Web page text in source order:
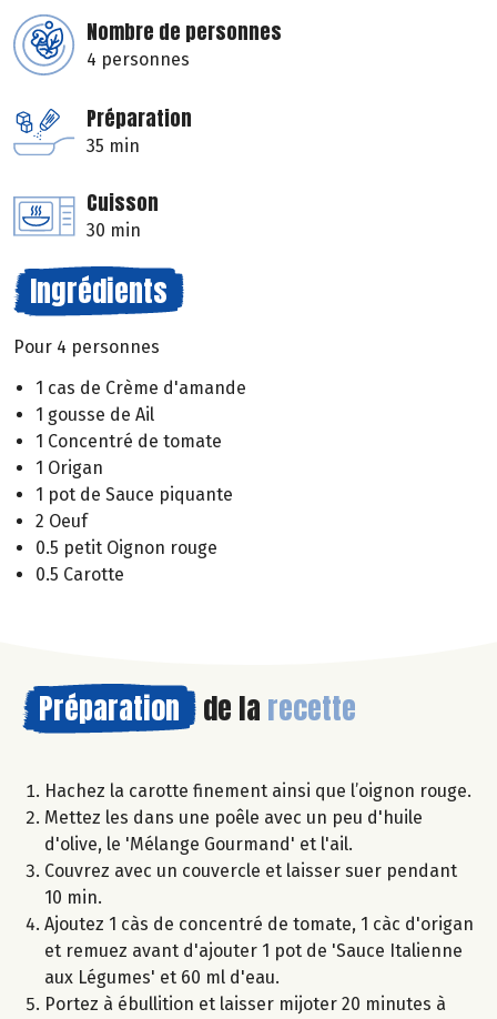
Nombre de personnes
4 personnes
Préparation
35 min
Cuisson
30 min
Ingrédients
Pour 4 personnes
1 cas de Crème d'amande
1 gousse de Ail
1 Concentré de tomate
1 Origan
1 pot de Sauce piquante
2 Oeuf
0.5 petit Oignon rouge
0.5 Carotte
Préparation de la recette
Hachez la carotte finement ainsi que l’oignon rouge.
Mettez les dans une poêle avec un peu d'huile
d'olive, le 'Mélange Gourmand' et l'ail.
Couvrez avec un couvercle et laisser suer pendant
10 min.
Ajoutez 1 càs de concentré de tomate, 1 càc d'origan
et remuez avant d'ajouter 1 pot de 'Sauce Italienne
aux Légumes' et 60 ml d'eau.
Portez à ébullition et laisser mijoter 20 minutes à